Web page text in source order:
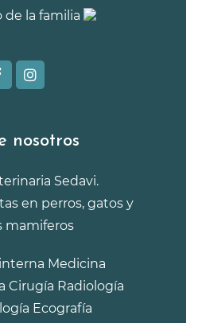
de la familia
nosotros
Sedavi.
en perros, gatos y
mamiferos
Medicina
Cirugía Radiología
Ecografía